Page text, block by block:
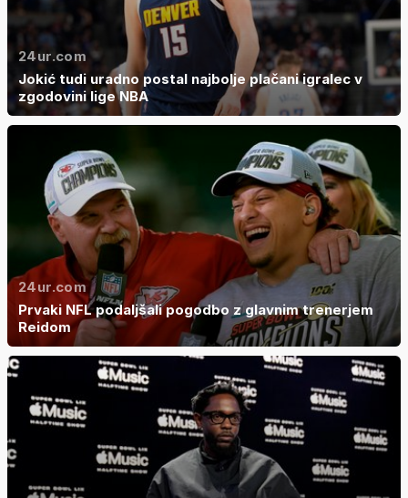
24ur.com
Jokić tudi uradno postal najbolje plačani igralec v
zgodovini lige NBA
24ur.com
Prvaki NFL podaljšali pogodbo z glavnim trenerjem
Reidom